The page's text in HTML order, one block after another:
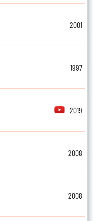
2001
1997
2019
2008
2008